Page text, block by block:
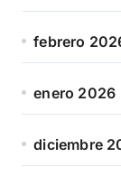
febrero
enero 2026
diciembre